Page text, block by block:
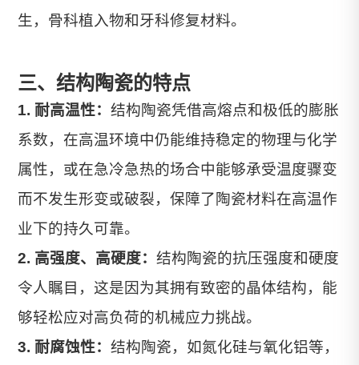
生，骨科植入物和牙科修复材料。
三、结构陶瓷的特点
1. 耐高温性：结构陶瓷凭借高熔点和极低的膨胀
系数，在高温环境中仍能维持稳定的物理与化学
属性，或在急冷急热的场合中能够承受温度骤变
而不发生形变或破裂，保障了陶瓷材料在高温作
业下的持久可靠。
2. 高强度、高硬度：结构陶瓷的抗压强度和硬度
令人瞩目，这是因为其拥有致密的晶体结构，能
够轻松应对高负荷的机械应力挑战。
3. 耐腐蚀性：结构陶瓷，如氮化硅与氧化铝等，